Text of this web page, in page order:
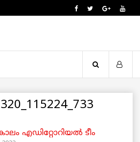
എഡിറ്റോറിയല്‍ ടീം